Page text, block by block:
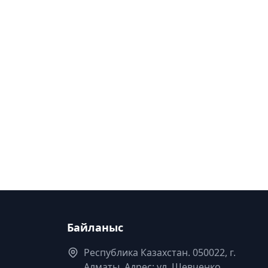
Байланыс
Республика Казахстан. 050022, г.